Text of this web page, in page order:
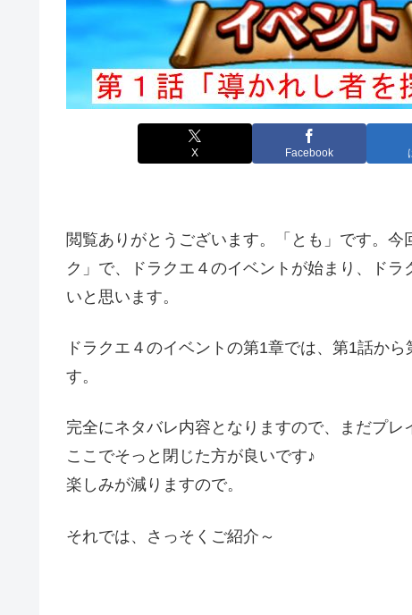
X Facebook
閲覧ありがとうございます。「とも」です。
ク」で、ドラクエ４のイベントが始まり、ド
いと思います。
ドラクエ４のイベントの第1章では、第1話か
す。
完全にネタバレ内容となりますので、まだプレ
ここでそっと閉じた方が良いです♪
楽しみが減りますので。
それでは、さっそくご紹介～